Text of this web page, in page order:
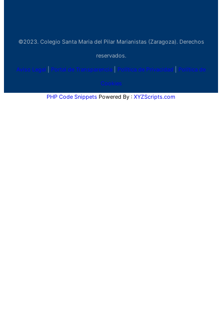
©2023. Colegio Santa Maria del Pilar Marianistas (Zaragoza). Derechos
reservados.
Aviso Legal Portal de Transparencia Política de Privacidad Política de
Cookies
PHP Code Snippets Powered By : XYZScripts.com